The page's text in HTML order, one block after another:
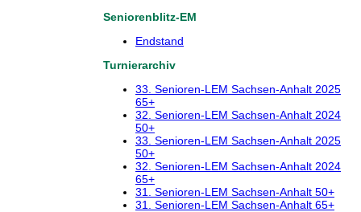
Seniorenblitz-EM
Endstand
Turnierarchiv
33. Senioren-LEM Sachsen-Anhalt 2025
65+
32. Senioren-LEM Sachsen-Anhalt 2024
50+
33. Senioren-LEM Sachsen-Anhalt 2025
50+
32. Senioren-LEM Sachsen-Anhalt 2024
65+
31. Senioren-LEM Sachsen-Anhalt 50+
31. Senioren-LEM Sachsen-Anhalt 65+